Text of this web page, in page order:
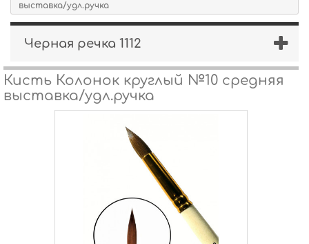
выставка/удл.ручка
Черная речка 1112
Кисть Колонок круглый №10 средняя
выставка/удл.ручка